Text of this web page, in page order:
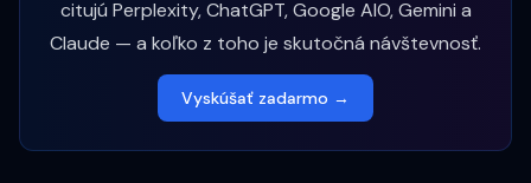
citujú Perplexity, ChatGPT, Google AIO, Gemini a
Claude — a koľko z toho je skutočná návštevnosť.
Vyskúšať zadarmo →